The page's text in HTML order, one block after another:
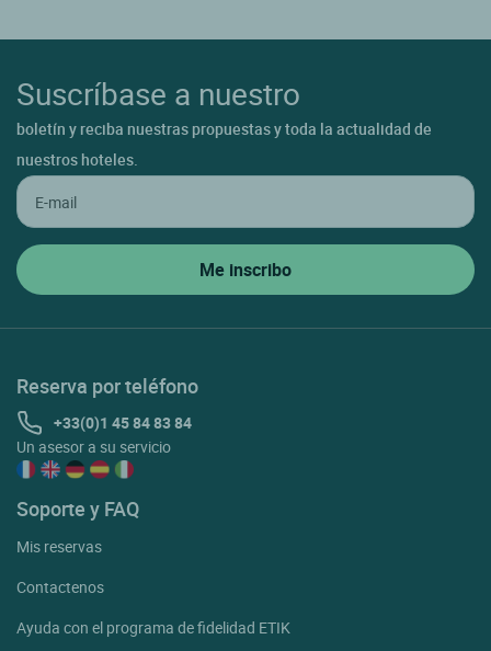
Suscríbase a nuestro
boletín y reciba nuestras propuestas y toda la actualidad de
nuestros hoteles.
Reserva por teléfono
+33(0)1 45 84 83 84
Un asesor a su servicio
Soporte y FAQ
Mis reservas
Contactenos
Ayuda con el programa de fidelidad ETIK